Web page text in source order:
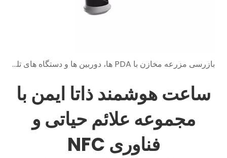
بازرسی مزرعه مخازن با PDA ها، دوربین ها و دستگاه های تلفن همراه ذاتا ایمن
ساعت هوشمند ذاتا ایمن با
مجموعه علائم حیاتی و
فناوری NFC